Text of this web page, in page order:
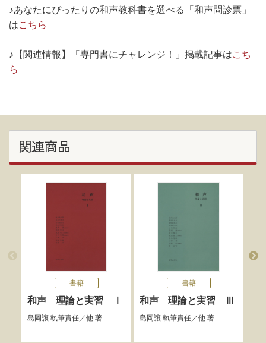
♪あなたにぴったりの和声教科書を選べる「和声問診票」
はこちら
♪【関連情報】「専門書にチャレンジ！」掲載記事はこち
ら
関連商品
書籍
和声 理論と実習 Ⅰ
島岡譲執筆責任／他 著
書籍
和声 理論と実習 Ⅲ
島岡譲執筆責任／他 著